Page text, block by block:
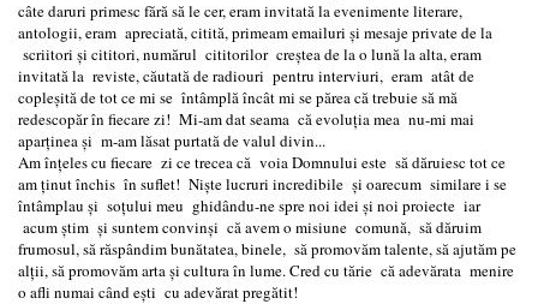
câte daruri primesc fără să le cer, eram invitată la evenimente literare,
antologii, eram apreciată, citită, primeam emailuri și mesaje private de la
scriitori și cititori, numărul cititorilor creștea de la o lună la alta, eram
invitată la reviste, căutată de radiouri pentru interviuri, eram atât de
copleșită de tot ce mi se întâmplă încât mi se părea că trebuie să mă
redescopăr în fiecare zi! Mi-am dat seama că evoluția mea nu-mi mai
aparținea și m-am lăsat purtată de valul divin...
Am înțeles cu fiecare zi ce trecea că voia Domnului este să dăruiesc tot ce
am ținut închis în suflet! Niște lucruri incredibile și oarecum similare i se
întâmplau și soțului meu ghidându-ne spre noi idei și noi proiecte iar
acum știm și suntem convinși că avem o misiune comună, să dăruim
frumosul, să răspândim bunătatea, binele, să promovăm talente, să ajutăm pe
alții, să promovăm arta și cultura în lume. Cred cu tărie că adevărata menire
o afli numai când ești cu adevărat pregătit!